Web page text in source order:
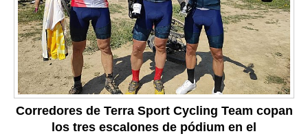
Corredores de Terra Sport Cycling Team copan
los tres escalones de pódium en el